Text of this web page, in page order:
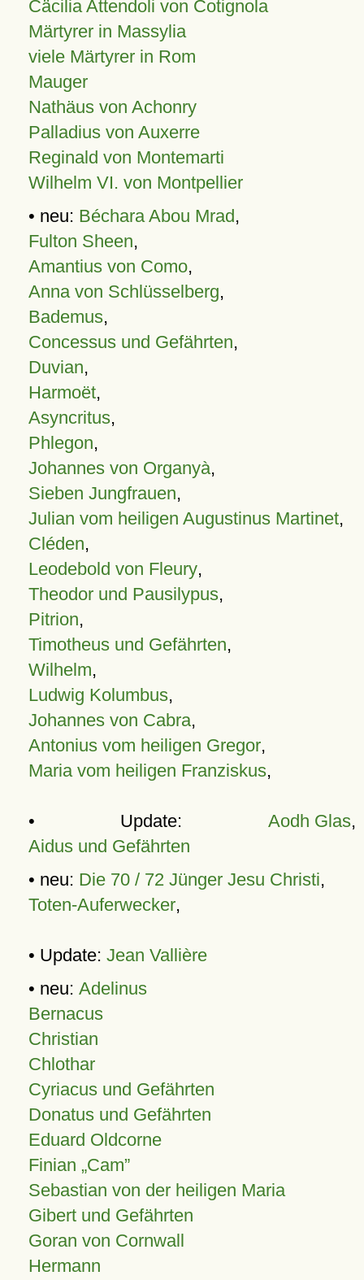
Cäcilia Attendoli von Cotignola
Märtyrer in Massylia
viele Märtyrer in Rom
Mauger
Nathäus von Achonry
Palladius von Auxerre
Reginald von Montemarti
Wilhelm VI. von Montpellier
• neu: Béchara Abou Mrad,
Fulton Sheen,
Amantius von Como,
Anna von Schlüsselberg,
Bademus,
Concessus und Gefährten,
Duvian,
Harmoët,
Asyncritus,
Phlegon,
Johannes von Organyà,
Sieben Jungfrauen,
Julian vom heiligen Augustinus Martinet,
Cléden,
Leodebold von Fleury,
Theodor und Pausilypus,
Pitrion,
Timotheus und Gefährten,
Wilhelm,
Ludwig Kolumbus,
Johannes von Cabra,
Antonius vom heiligen Gregor,
Maria vom heiligen Franziskus,
• Update: Aodh Glas,
Aidus und Gefährten
• neu: Die 70 / 72 Jünger Jesu Christi,
Toten-Auferwecker,
• Update: Jean Vallière
• neu: Adelinus
Bernacus
Christian
Chlothar
Cyriacus und Gefährten
Donatus und Gefährten
Eduard Oldcorne
Finian Cam
Sebastian von der heiligen Maria
Gibert und Gefährten
Goran von Cornwall
Hermann